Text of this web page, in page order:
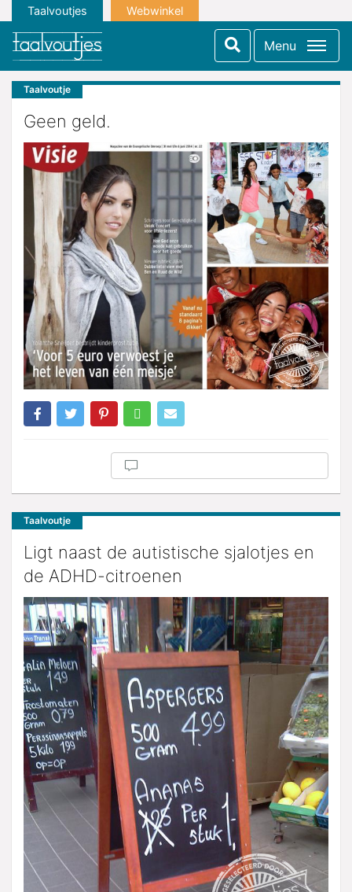
Taalvoutjes Webwinkel
Menu
Taalvoutje
Geen geld.
Taalvoutje
Ligt naast de autistische sjalotjes en
de ADHD-citroenen